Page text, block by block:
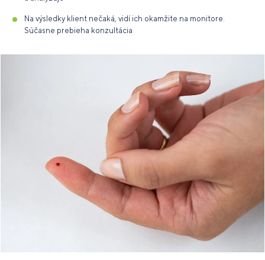
Na výsledky klient nečaká, vidí ich okamžite na monitore.
Súčasne prebieha konzultácia